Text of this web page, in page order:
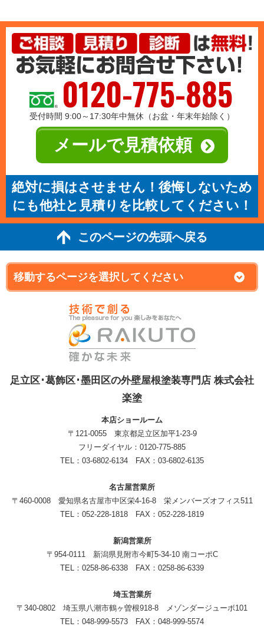
0120-775-885
受付時間 9:00～17:30年中無休（お盆・年末年始除く）
メールで見積依頼
絶対に損はさせません！後悔しないため
にも他社と見積りを比較してください！
このページの先頭へ戻る
足立区･葛飾区･墨田区の外壁屋根塗装専門店 株式会社
楽塗
本店ショールーム
〒121-0055 東京都足立区加平1-23-9
フリーダイヤル：0120-775-885
TEL：03-6802-6134 FAX：03-6802-6135
名古屋営業所
〒460-0008 愛知県名古屋市中区栄4-16-8 栄メンバーズオフィス511
TEL：052-228-1818 FAX：052-228-1819
新潟営業所
〒954-0111 新潟県見附市今町5-34-10 南コーポC
TEL：0258-86-6338 FAX：0258-86-6339
埼玉営業所
〒340-0802 埼玉県八潮市鶴ヶ曽根918-8 メゾンダージューボ101
TEL：048-999-5573 FAX：048-999-5574